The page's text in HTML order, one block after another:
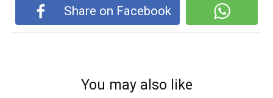
Share on Facebook
You may also like